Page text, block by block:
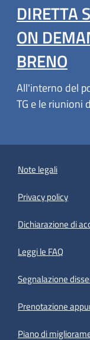
DIRETTA
ON
BRENO
All'interno del
TG e le riunioni
Note legali
Privacy policy
Dichiarazione di
Leggi le FAQ
Segnalazione
Prenotazione
Piano di